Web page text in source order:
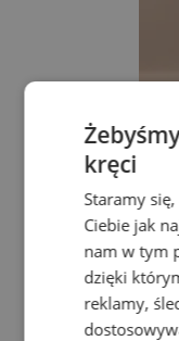
kręci
Staramy
Ciebie jak
nam w tym
dzięki
reklamy,